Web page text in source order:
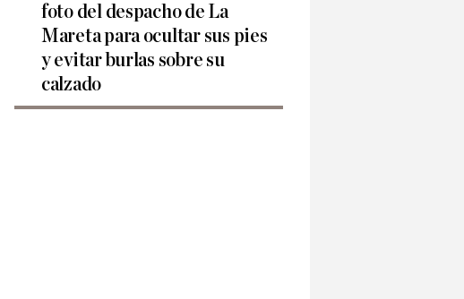
foto del despacho de La
Mareta para ocultar sus pies
y evitar burlas sobre su
calzado